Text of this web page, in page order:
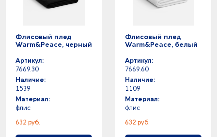
Флисовый плед
Warm&Peace, черный
Артикул:
7669.30
Наличие:
1539
Материал:
флис
632 руб.
Флисовый плед
Warm&Peace, белый
Артикул:
7669.60
Наличие:
1109
Материал:
флис
632 руб.